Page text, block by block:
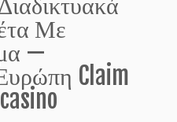
Με
—
Claim